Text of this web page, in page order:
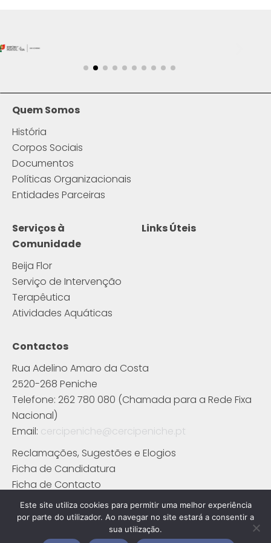
Quem Somos
História
Corpos Sociais
Documentos
Políticas Organizacionais
Entidades Parceiras
Serviços à
Comunidade
Beija Flor
Serviço de Intervenção
Terapêutica
Atividades Aquáticas
Links Úteis
Contactos
Rua Adelino Amaro da Costa
2520-268 Peniche
Telefone: 262 780 080 (Chamada para a Rede Fixa
Nacional)
Email: cercipeniche@cercipeniche.pt
Reclamações, Sugestões e Elogios
Ficha de Candidatura
Ficha de Contacto
Este site utiliza cookies para permitir uma melhor experiência
por parte do utilizador. Ao navegar no site estará a consentir a
sua utilização.